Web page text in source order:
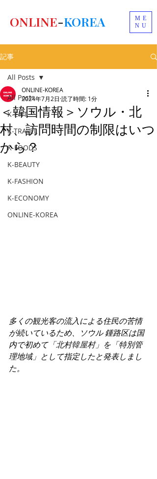
ME
NU
ONLINE-KOREA
記事
All Posts
K-ENT
K-TRAVEL
K-FOODS
K-BEAUTY
K-FASHION
K-ECONOMY
ONLINE-KOREA
All Posts
＜韓国情報＞ソウル・北
村、訪問時間の制限はいつ
から？
ONLINE-KOREA
2024年7月2日 読了時間: 1分
多くの観光客の流入による住民の苦情
が続いているため、ソウル 鍾路区は国
内で初めて「北村韓屋村」を「特別管
理地域」として指定したと発表しまし
た。